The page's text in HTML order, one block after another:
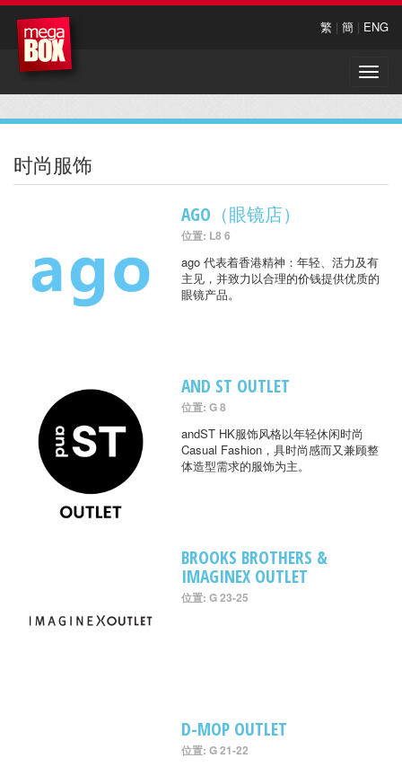
繁 | 簡 | ENG
Toggle
时尚服饰
AGO（眼镜店）
位置: L8 6
ago 代表着香港精神：年轻、活力及有
主见，并致力以合理的价钱提供优质的
眼镜产品。
AND ST OUTLET
位置: G 8
andST HK服饰风格以年轻休闲时尚
Casual Fashion，具时尚感而又兼顾整
体造型需求的服饰为主。
BROOKS BROTHERS &
IMAGINEX OUTLET
位置: G 23-25
D-MOP OUTLET
位置: G 21-22